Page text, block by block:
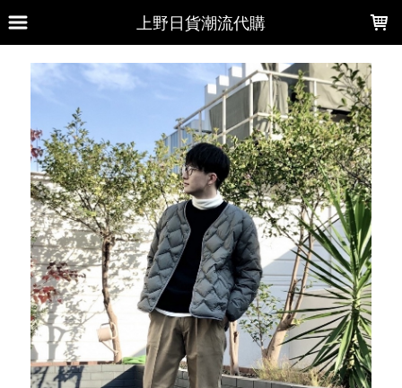
上野日貨潮流代購